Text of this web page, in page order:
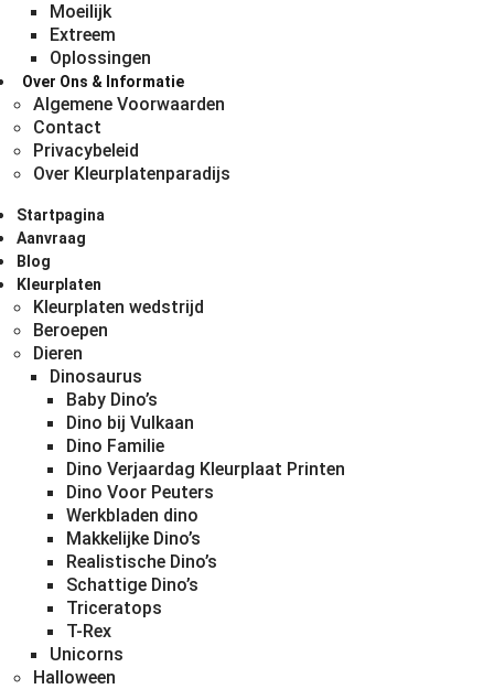
Moeilijk
Extreem
Oplossingen
Over Ons & Informatie
Algemene Voorwaarden
Contact
Privacybeleid
Over Kleurplatenparadijs
Startpagina
Aanvraag
Blog
Kleurplaten
Kleurplaten wedstrijd
Beroepen
Dieren
Dinosaurus
Baby Dino’s
Dino bij Vulkaan
Dino Familie
Dino Verjaardag Kleurplaat Printen
Dino Voor Peuters
Werkbladen dino
Makkelijke Dino’s
Realistische Dino’s
Schattige Dino’s
Triceratops
T-Rex
Unicorns
Halloween